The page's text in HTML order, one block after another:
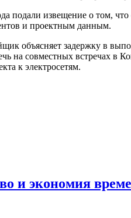
подали извещение о том,
и проектным данным.
объясняет задержку в
на совместных встречах в
к электросетям.
и экономия